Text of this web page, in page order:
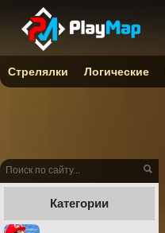
Категории
Стрелялки Логические